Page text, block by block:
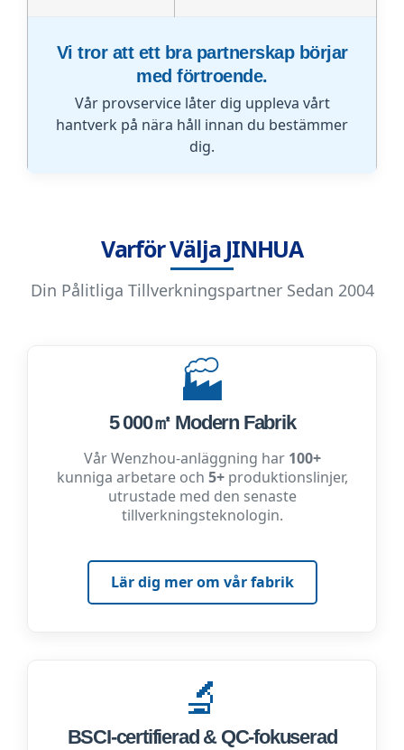
Vi tror att ett bra partnerskap börjar
med förtroende.
Vår provservice låter dig uppleva vårt
hantverk på nära håll innan du bestämmer
dig.
Varför Välja JINHUA
Din Pålitliga Tillverkningspartner Sedan 2004
🏭
5 000㎡ Modern Fabrik
Vår Wenzhou-anläggning har 100+
kunniga arbetare och 5+produktionslinjer,
utrustade med den senaste
tillverkningsteknologin.
Lär dig mer om vår fabrik
🔬
BSCI-certifierad & QC-fokuserad